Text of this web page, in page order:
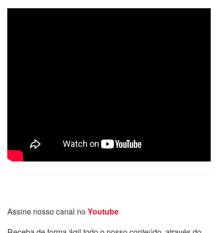
Assine nosso canal noYoutube